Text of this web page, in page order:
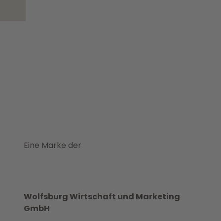
Eine Marke der
Wolfsburg Wirtschaft und Marketing
GmbH